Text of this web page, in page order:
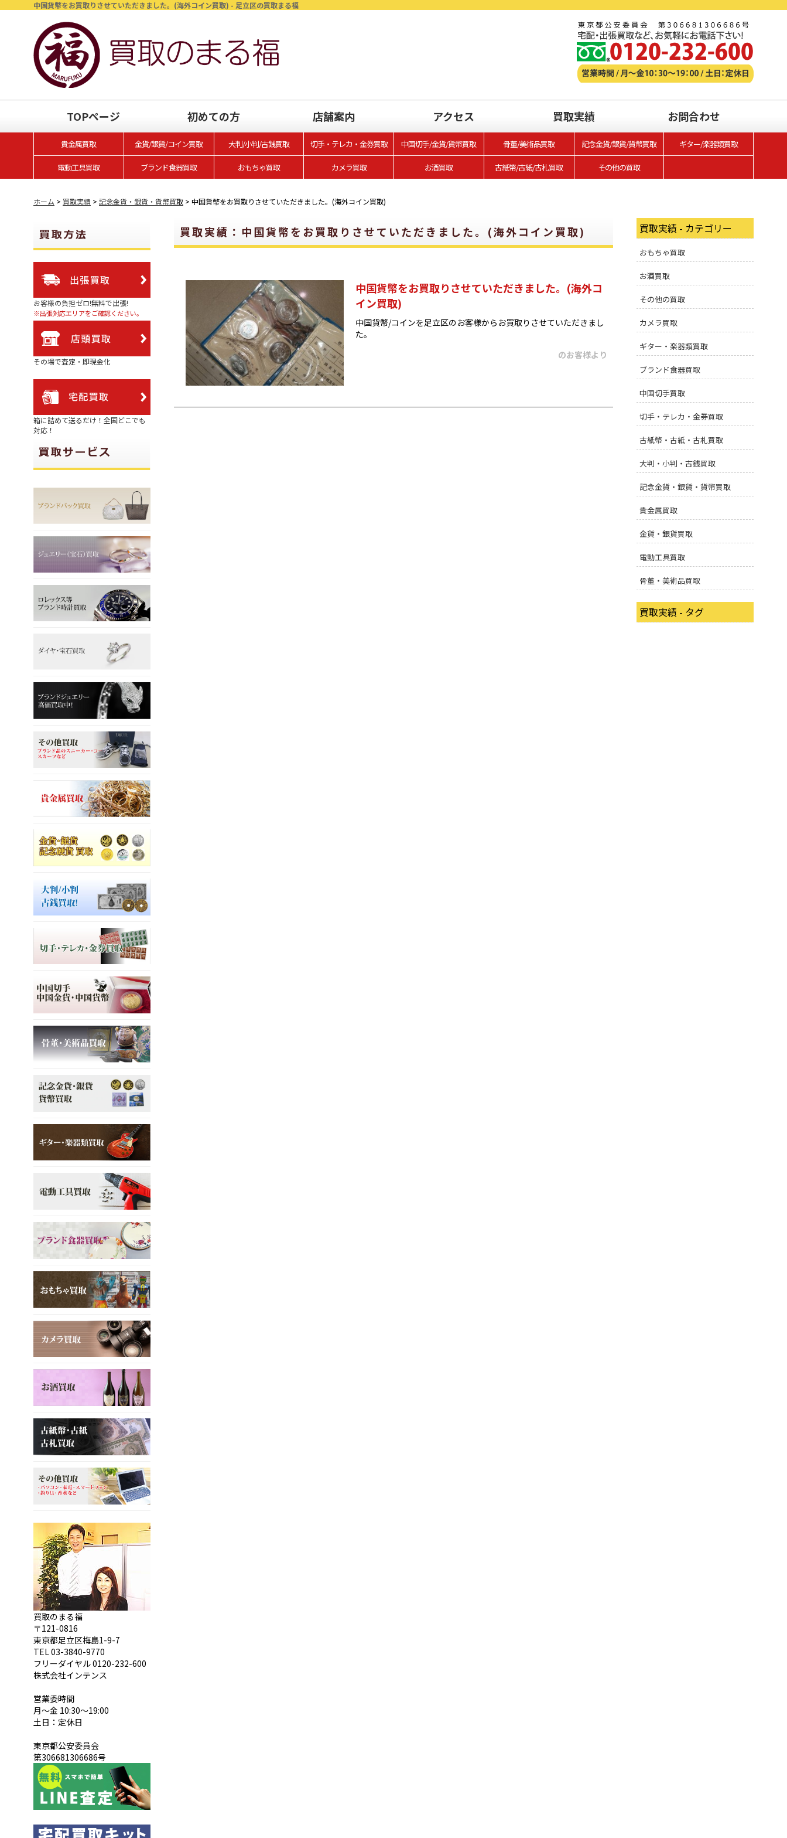
中国貨幣をお買取りさせていただきました。(海外コイン買取) - 足立区の買取まる福
TOPページ 初めての方 店舗案内 アクセス 買取実績 お問合わせ
貴金属買取 金貨/銀貨/コイン買取 大判/小判/古銭買取 切手・テレカ・金券買取 中国切手/金貨/貨幣買取 骨董/美術品買取 記念金貨/銀貨/貨幣買取 ギター/楽器類買取
電動工具買取 ブランド食器買取 おもちゃ買取 カメラ買取 お酒買取 古紙幣/古紙/古札買取 その他の買取
ホーム > 買取実績 > 記念金貨・銀貨・貨幣買取 > 中国貨幣をお買取りさせていただきました。(海外コイン買取)
買取実績：中国貨幣をお買取りさせていただきました。(海外コイン買取)
中国貨幣をお買取りさせていただきました。(海外コ
イン買取)
中国貨幣/コインを足立区のお客様からお買取りさせていただきまし
た。
のお客様より
買取実績 - カテゴリー
おもちゃ買取
お酒買取
その他の買取
カメラ買取
ギター・楽器類買取
ブランド食器買取
中国切手買取
切手・テレカ・金券買取
古紙幣・古紙・古札買取
大判・小判・古銭買取
記念金貨・銀貨・貨幣買取
貴金属買取
金貨・銀貨買取
電動工具買取
骨董・美術品買取
買取実績 - タグ
お客様の負担ゼロ!無料で出張!
※出張対応エリアをご確認ください。
その場で査定・即現金化
箱に詰めて送るだけ！全国どこでも
対応！
買取のまる福
〒121-0816
東京都足立区梅島1-9-7
TEL 03-3840-9770
フリーダイヤル 0120-232-600
株式会社インテンス
営業委時間
月～金 10:30～19:00
土日：定休日
東京都公安委員会
第306681306686号